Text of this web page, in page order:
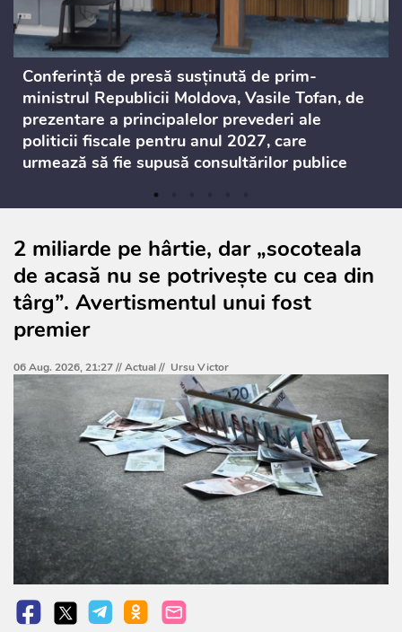
Conferință de presă susținută de prim-
ministrul Republicii Moldova, Vasile Tofan, de
prezentare a principalelor prevederi ale
politicii fiscale pentru anul 2027, care
urmează să fie supusă consultărilor publice
2 miliarde pe hârtie, dar „socoteala
de acasă nu se potrivește cu cea din
târg”. Avertismentul unui fost
premier
06 Aug. 2026, 21:27 //Actual// Ursu Victor